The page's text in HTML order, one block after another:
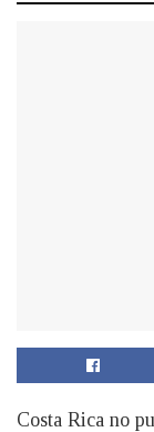
Costa Rica no